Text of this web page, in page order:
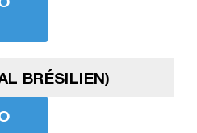
BRÉSILIEN)